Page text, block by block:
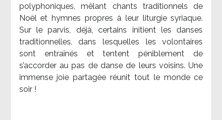
polyphoniques, mêlant chants traditionnels de
Noël et hymnes propres à leur liturgie syriaque.
Sur le parvis, déjà, certains initient les danses
traditionnelles, dans lesquelles les volontaires
sont entraînés et tentent péniblement de
s’accorder au pas de danse de leurs voisins. Une
immense joie partagée réunit tout le monde ce
soir !